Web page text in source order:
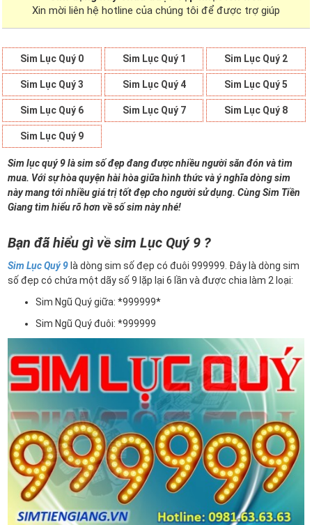
Xin mời liên hệ hotline của chúng tôi để được trợ giúp
Sim Lục Quý 0 Sim Lục Quý 1 Sim Lục Quý 2
Sim Lục Quý 3 Sim Lục Quý 4 Sim Lục Quý 5
Sim Lục Quý 6 Sim Lục Quý 7 Sim Lục Quý 8
Sim Lục Quý 9
Sim lục quý 9 là sim số đẹp đang được nhiều người săn đón và tìm
mua. Với sự hòa quyện hài hòa giữa hình thức và ý nghĩa dòng sim
này mang tới nhiều giá trị tốt đẹp cho người sử dụng. Cùng Sim Tiền
Giang tìm hiểu rõ hơn về số sim này nhé!
Bạn đã hiểu gì về sim Lục Quý 9 ?
Sim Lục Quý 9 là dòng sim số đẹp có đuôi 999999. Đây là dòng sim
số đẹp có chứa một dãy số 9 lặp lại 6 lần và được chia làm 2 loại:
Sim Ngũ Quý giữa: *999999*
Sim Ngũ Quý đuôi: *999999